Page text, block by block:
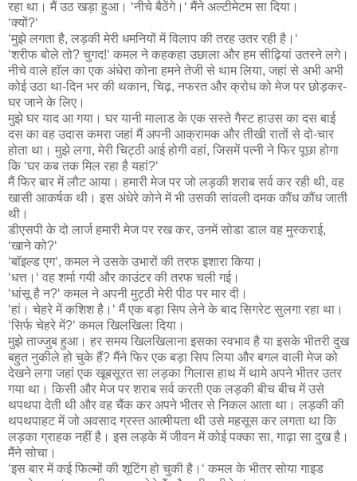
रहा था। मैं उठ खड़ा हुआ। ‘नीचे बैठेंगे।‘ मैंने अल्टीमेटम सा दिया।
‘क्यों?‘
‘मुझे लगता है, लड़की मेरी धमनियों में विलाप की तरह उतर रही है।‘
‘शरीफ बोले तो? चुगद!‘ कमल ने कहकहा उछाला और हम सीढ़ियां उतरने लगे।
नीचे वाले हाॅल का एक अंधेरा कोना हमने तेजी से थाम लिया, जहां से अभी अभी
कोई उठा था-दिन भर की थकान, चिढ़, नफरत और क्रोध को मेज पर छोड़कर-
घर जाने के लिए।
मुझे घर याद आ गया। घर यानी मालाड के एक सस्ते गैस्ट हाउस का दस बाई
दस का वह उदास कमरा जहां मैं अपनी आक्रामक और तीखी रातों से दो-चार
होता था। मुझे लगा, मेरी चिट्ठी आई होगी वहां, जिसमें पत्नी ने फिर पूछा होगा
कि ‘घर कब तक मिल रहा है यहां?‘
मैं फिर बार में लौट आया। हमारी मेज पर जो लड़की शराब सर्व कर रही थी, वह
खासी आकर्षक थी। इस अंधेरे कोने में भी उसकी सांवली दमक कौंध कौंध जाती
थी।
डीएसपी के दो लार्ज हमारी मेज पर रख कर, उनमें सोडा डाल वह मुस्कराई,
‘खाने को?‘
‘बाॅइल्ड एग‘, कमल ने उसके उभारों की तरफ इशारा किया।
‘धत्त।‘ वह शर्मा गयी और काउंटर की तरफ चली गई।
‘धांसू है न?‘ कमल ने अपनी मुट्ठी मेरी पीठ पर मार दी।
‘हां। चेहरे में कशिश है।‘ मैं एक बड़ा सिप लेने के बाद सिगरेट सुलगा रहा था।
‘सिर्फ चेहरे में?‘ कमल खिलखिला दिया।
मुझे ताज्जुब हुआ। हर समय खिलखिलाना इसका स्वभाव है या इसके भीतरी दुख
बहुत नुकीले हो चुके हैं? मैंने फिर एक बड़ा सिप लिया और बगल वाली मेज को
देखने लगा जहां एक खूबसूरत सा लड़का गिलास हाथ में थामे अपने भीतर उतर
गया था। किसी और मेज पर शराब सर्व करती एक लड़की बीच बीच में उसे
थपथपा देती थी और वह चैंक कर अपने भीतर से निकल आता था। लड़की की
थपथपाहट में जो अवसाद ग्रस्त आत्मीयता थी उसे महसूस कर लगता था कि
लड़का ग्राहक नहीं है। इस लड़के में जीवन में कोई पक्का सा, गाढ़ा सा दुख है।
मैंने सोचा।
‘इस बार में कई फिल्मों की शूटिंग हो चुकी है।‘ कमल के भीतर सोया गाइड